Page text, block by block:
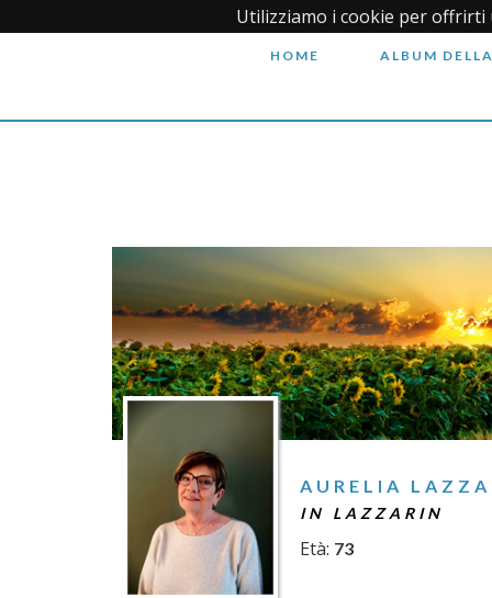
Utilizziamo i cookie per offrirti
HOME ALBUM
AURELIA
IN LAZZARIN
Età: 73